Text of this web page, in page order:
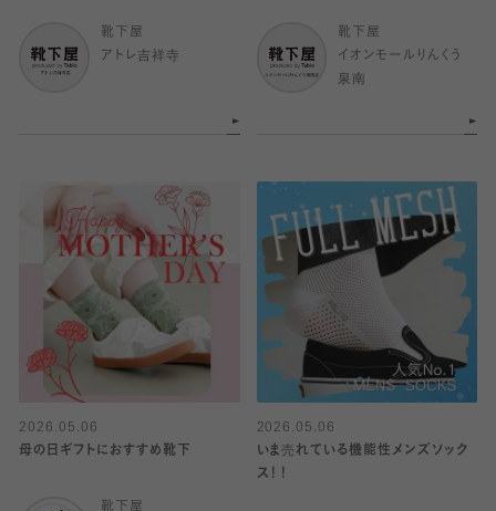
靴下屋
アトレ吉祥寺
靴下屋
イオンモールりんくう
泉南
2026.05.06
母の日ギフトにおすすめ靴下
靴下屋
2026.05.06
いま売れている機能性メンズソック
ス！！